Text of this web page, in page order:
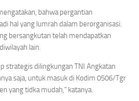
bahwa pergantian
hal yang lumrah dalam berorganisasi.
bersangkutan telah mendapatkan
lain.
strategis dilingkungan TNI Angkatan
saja, untuk masuk di Kodim 0506/Tgr
yang tidka mudah,” katanya.